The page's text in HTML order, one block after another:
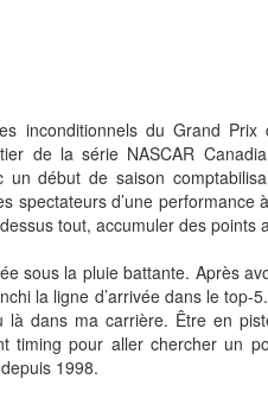
inconditionnels du Grand Prix
de la série NASCAR
un début de saison
spectateurs d’une performance
tout, accumuler des points
sous la pluie battante. Après
la ligne d’arrivée dans le top-
dans ma carrière. Être en
timing pour aller chercher un
1998.